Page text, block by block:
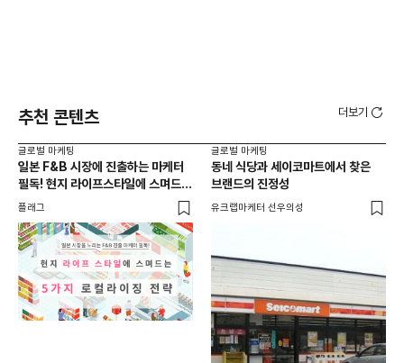
추천 콘텐츠 더보기
글로벌 마케팅
일본 F&B 시장에 진출하는 마케터
필독! 현지 라이프스타일에 스며드는
5가지 로컬라이징 전략
플래그
글로벌 마케팅
동네 식당과 세이코마트에서 찾은
브랜드의 진정성
유크랩마케터 선우의성